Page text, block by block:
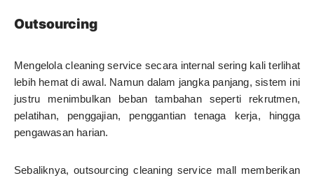
Outsourcing
Mengelola cleaning service secara internal sering kali terlihat
lebih hemat di awal. Namun dalam jangka panjang, sistem ini
justru menimbulkan beban tambahan seperti rekrutmen,
pelatihan, penggajian, penggantian tenaga kerja, hingga
pengawasan harian.
Sebaliknya, outsourcing cleaning service mall memberikan